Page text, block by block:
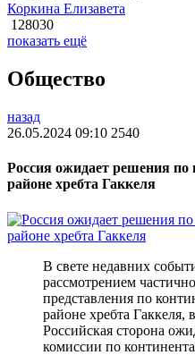
Коркина Елизавета
128030
показать ещё
Общество
назад
26.05.2024 09:10 2540
Россия ожидает решения
районе хребта Гаккеля
В свете недавних
рассмотрением
представления по
районе хребта Гаккеля,
Российская сторона
комиссии по